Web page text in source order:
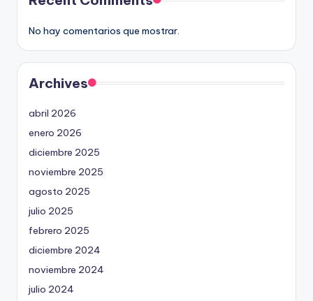
No hay comentarios que mostrar.
Archives
abril 2026
enero 2026
diciembre 2025
noviembre 2025
agosto 2025
julio 2025
febrero 2025
diciembre 2024
noviembre 2024
julio 2024